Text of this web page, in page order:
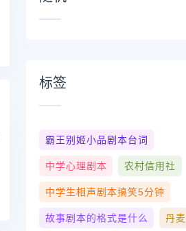
标签
霸王别姬小品剧本台词
中学心理剧本 农村信用社
中学生相声剧本搞笑5分钟
故事剧本的格式是什么 丹麦